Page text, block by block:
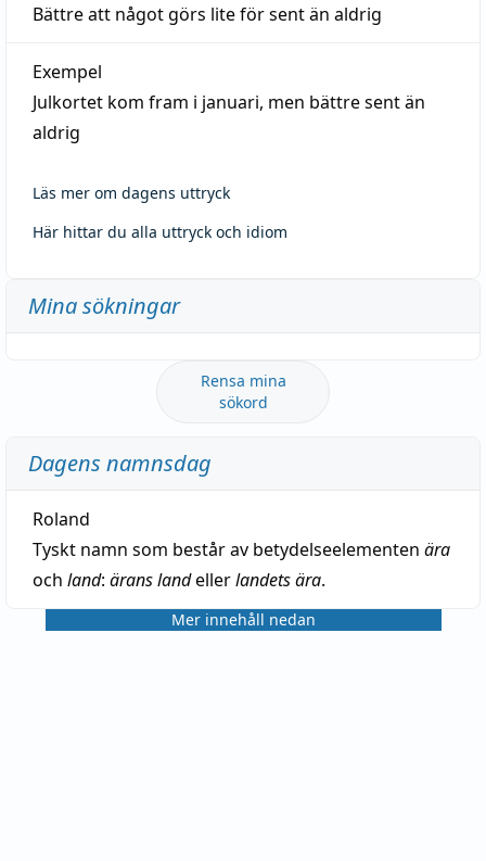
Bättre att något görs lite för sent än aldrig
Exempel
Julkortet kom fram i januari, men bättre sent än
aldrig
Läs mer om dagens uttryck
Här hittar du alla uttryck och idiom
Mina sökningar
Rensa mina
sökord
Dagens namnsdag
Roland
Tyskt namn som består av betydelseelementen ära
och land: ärans landellerlandets ära.
Mer innehåll nedan